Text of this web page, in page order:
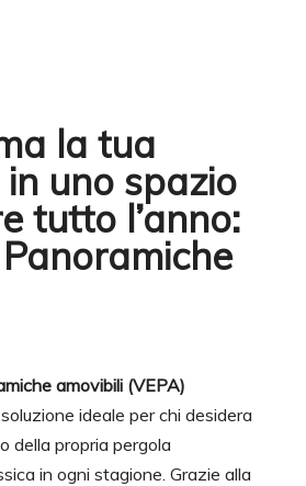
la tua
uno spazio
tutto l’anno:
amovibili (VEPA)
ideale per chi desidera
della propria pergola
in ogni stagione. Grazie alla